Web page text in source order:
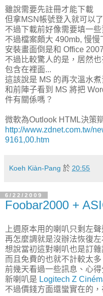
雖說需要先註冊才能下載
但拿MSN帳號登入就可以
不過下載前好像需要填一
不過檔案頗大 490mb, 慢慢
安裝畫面倒是和 Office
不過比較驚人的是，居然
包含在裡面...
這該說是 MS 的再次溫水煮
和前陣子看到 MS 將把
件有關係嗎？
微軟為Outlook HTML決策
http://www.zdnet.com.tw/
9161,00.htm
Koeh Kiàn-Pang 於 20:55
6/22/2009
Foobar2000 +
上週原本用的喇叭只剩左
再怎麼調就是沒辦法恢復
想說當初這對喇叭也是訂
而且免費的也就不計較太
前幾天看過一些訊息、心
新喇叭是 Logitech Z
不過價錢方面還蠻實在的